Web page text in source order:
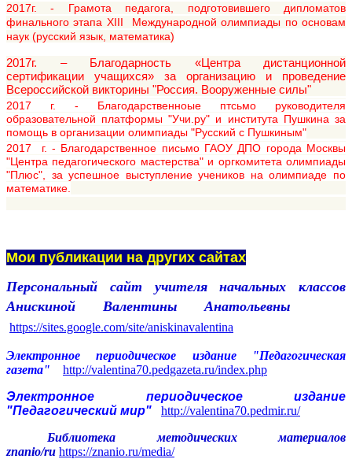
2017г. - Грамота педагога, подготовившего дипломатов
финального этапа ХIII Международной олимпиады по основам
наук (русский язык, математика)
2017г. – Благодарность «Центра дистанционной
сертификации учащихся» за организацию и проведение
Всероссийской викторины "Россия. Вооруженные силы"
2017 г. - Благодарственноые птсьмо руководителя
образовательной платформы "Учи.ру" и института Пушкина за
помощь в организации олимпиады "Русский с Пушкиным"
2017 г. - Благодарственное письмо ГАОУ ДПО города Москвы
"Центра педагогического мастерства" и оргкомитета олимпиады
"Плюс", за успешное выступление учеников на олимпиаде по
математике.
Мои публикации на других сайтах
Персональный сайт учителя начальных классов
Анискиной Валентины Анатольевны
https://sites.google.com/site/aniskinavalentina
Электронное периодическое издание "Педагогическая
газета" http://valentina70.pedgazeta.ru/index.php
Электронное периодическое издание
"Педагогический мир" http://valentina70.pedmir.ru/
Библиотека методических материалов
znanio/ru https://znanio.ru/media/